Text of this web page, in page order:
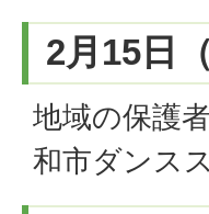
2月15日
地域の保護
和市ダンス